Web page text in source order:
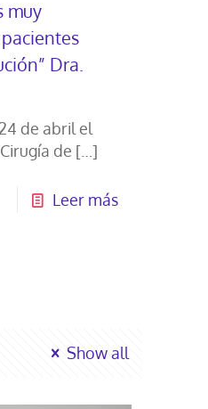
muy
Dra.
de abril el
de […]
Leer más
Show all